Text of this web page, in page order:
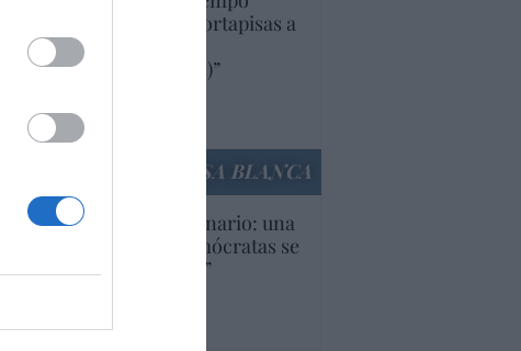
poniendo aranceles y cortapisas a
productos y compañías
americanas (y europeas)”
Artículos anteriores
LA CASA BLANCA
EEUU. Inquietante escenario: una
tercera parte de los demócratas se
define como “socialista”